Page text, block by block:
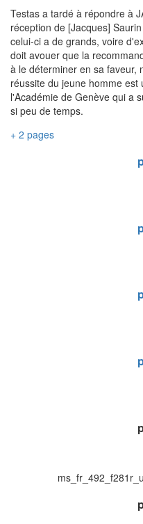
Testas a tardé à répondre à
réception de [Jacques]
celui-ci a de grands, voire
doit avouer que la
à le déterminer en sa faveur,
réussite du jeune homme
l'Académie de Genève qui a
si peu de temps.
+ 2 pages